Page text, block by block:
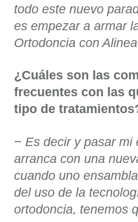
todo este nuevo
es empezar a armar
Ortodoncia con
¿Cuáles son las
frecuentes con las
tipo de
– Es decir y pasar mi
arranca con una
cuando uno
del uso de la
ortodoncia, tenemos